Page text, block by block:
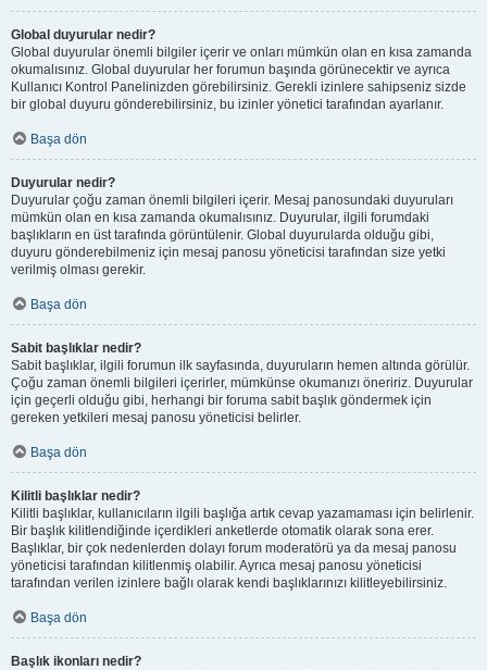
Global duyurular nedir?
Global duyurular önemli bilgiler içerir ve onları mümkün olan en kısa zamanda
okumalısınız. Global duyurular her forumun başında görünecektir ve ayrıca
Kullanıcı Kontrol Panelinizden görebilirsiniz. Gerekli izinlere sahipseniz sizde
bir global duyuru gönderebilirsiniz, bu izinler yönetici tarafından ayarlanır.
Başa dön
Duyurular nedir?
Duyurular çoğu zaman önemli bilgileri içerir. Mesaj panosundaki duyuruları
mümkün olan en kısa zamanda okumalısınız. Duyurular, ilgili forumdaki
başlıkların en üst tarafında görüntülenir. Global duyurularda olduğu gibi,
duyuru gönderebilmeniz için mesaj panosu yöneticisi tarafından size yetki
verilmiş olması gerekir.
Başa dön
Sabit başlıklar nedir?
Sabit başlıklar, ilgili forumun ilk sayfasında, duyuruların hemen altında görülür.
Çoğu zaman önemli bilgileri içerirler, mümkünse okumanızı öneririz. Duyurular
için geçerli olduğu gibi, herhangi bir foruma sabit başlık göndermek için
gereken yetkileri mesaj panosu yöneticisi belirler.
Başa dön
Kilitli başlıklar nedir?
Kilitli başlıklar, kullanıcıların ilgili başlığa artık cevap yazamaması için belirlenir.
Bir başlık kilitlendiğinde içerdikleri anketlerde otomatik olarak sona erer.
Başlıklar, bir çok nedenlerden dolayı forum moderatörü ya da mesaj panosu
yöneticisi tarafından kilitlenmiş olabilir. Ayrıca mesaj panosu yöneticisi
tarafından verilen izinlere bağlı olarak kendi başlıklarınızı kilitleyebilirsiniz.
Başa dön
Başlık ikonları nedir?